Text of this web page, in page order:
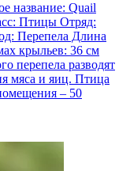
название: Quail
Птицы Отряд:
Перепела Длина
крыльев: 36 см
перепела разводят
мяса и яиц. Птица
– 50